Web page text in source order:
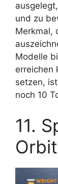
und zu
Merkmal,
Modelle
erreichen
setzen,
noch 10
11.